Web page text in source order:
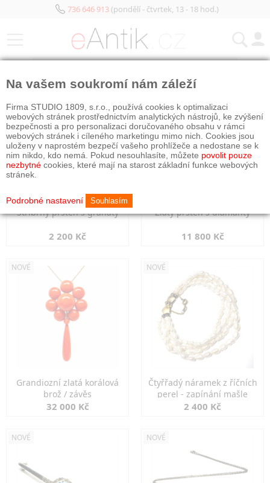
736 646 913(pondělí - čtvrtek, 13 - 18 hod.)
Stříbrný prsten s granáty
2 200 Kč
Zlatý prsten s diamanty
11 800 Kč
NOVÉ
Grandiozní zlatá korálová
brož / závěs
32 000 Kč
NOVÉ
Čtyřřadý náramek z říčních
perel - zapínání mašle
2 400 Kč
NOVÉ NOVÉ
Na vašem soukromí nám záleží
Firma STUDIO 1809, s.r.o., používá cookies k optimalizaci
webových stránek prostřednictvím analytických nástrojů, ke zvýšení
bezpečnosti a pro personalizaci doručovaného obsahu v rámci
webových stránek i cíleného marketingu mimo nich. Cookies jsou
uloženy v naprostém bezpečí vašeho prohlížeče a nedostane se k
nim nikdo, kdo nemá. Pokud nesouhlasíte, můžete povolit pouze
nezbytné cookies, které mají na starost základní funkce webových
stránek.
Podrobné nastavení Souhlasím